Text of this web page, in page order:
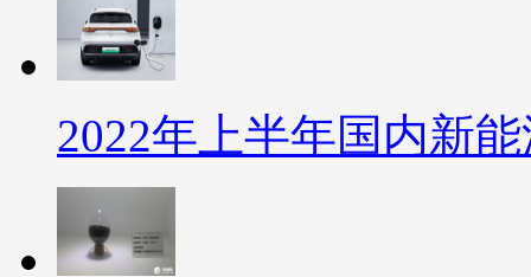
2022年上半年国内新